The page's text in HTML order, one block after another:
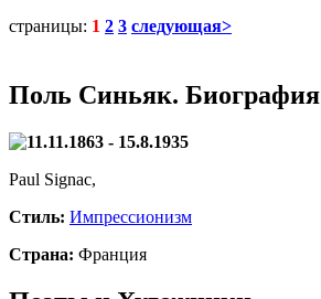
страницы: 1 2 3 следующая>
Поль Синьяк. Биография
11.11.1863 - 15.8.1935
Paul Signac,
Стиль: Импрессионизм
Страна: Франция